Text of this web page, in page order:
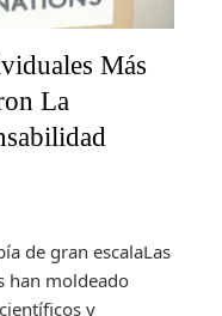
Más
La
de gran escalaLas
han moldeado
y